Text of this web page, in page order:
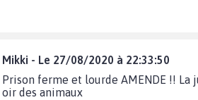
Mikki - Le 27/08/2020 à 22:33:50
Prison ferme et lourde AMENDE !!
oir des animaux